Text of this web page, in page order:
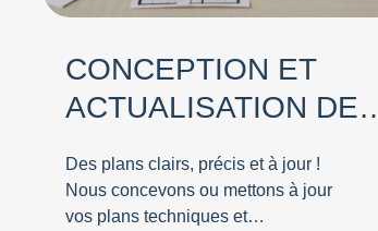
CONCEPTION ET
ACTUALISATION DE
Des plans clairs, précis et à jour !
Nous concevons ou mettons à jour
vos plans techniques et